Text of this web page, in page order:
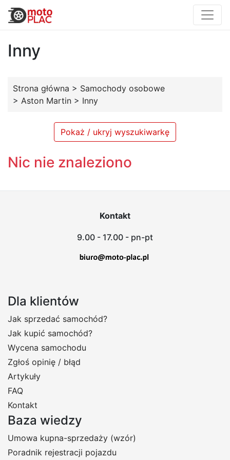
Inny
Strona główna > Samochody osobowe
> Aston Martin > Inny
Pokaż / ukryj wyszukiwarkę
Nic nie znaleziono
Kontakt
9.00 - 17.00 - pn-pt
Dla klientów
Jak sprzedać samochód?
Jak kupić samochód?
Wycena samochodu
Zgłoś opinię / błąd
Artykuły
FAQ
Kontakt
Baza wiedzy
Umowa kupna-sprzedaży (wzór)
Poradnik rejestracji pojazdu